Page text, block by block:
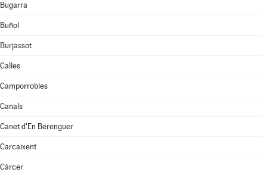
Bugarra
Buñol
Burjassot
Calles
Camporrobles
Canals
Canet d'En Berenguer
Carcaixent
Càrcer